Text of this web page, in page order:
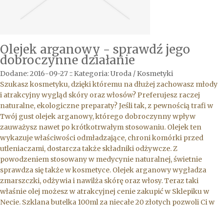
Olejek arganowy - sprawdź jego
dobroczynne działanie
Dodane: 2016-09-27 :: Kategoria: Uroda / Kosmetyki
Szukasz kosmetyku, dzięki któremu na dłużej zachowasz młody
i atrakcyjny wygląd skóry oraz włosów? Preferujesz raczej
naturalne, ekologiczne preparaty? Jeśli tak, z pewnością trafi w
Twój gust olejek arganowy, którego dobroczynny wpływ
zauważysz nawet po krótkotrwałym stosowaniu. Olejek ten
wykazuje właściwości odmładzające, chroni komórki przed
utleniaczami, dostarcza także składniki odżywcze. Z
powodzeniem stosowany w medycynie naturalnej, świetnie
sprawdza się także w kosmetyce. Olejek arganowy wygładza
zmarszczki, odżywia i nawilża skórę oraz włosy. Teraz taki
właśnie olej możesz w atrakcyjnej cenie zakupić w Sklepiku w
Necie. Szklana butelka 100ml za niecałe 20 złotych pozwoli Ci w